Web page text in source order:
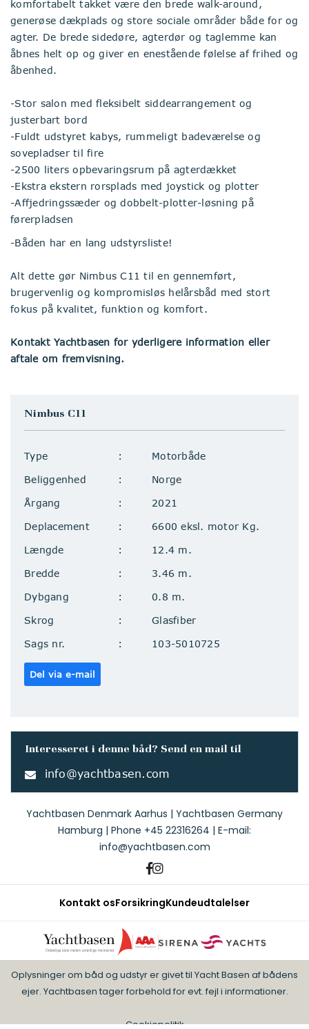
komfortabelt takket være den brede walk-around,
generøse dækplads og store sociale områder både for og
agter. De brede sidedøre, agterdør og taglemme kan
åbnes helt op og giver en enestående følelse af frihed og
åbenhed.
-Stor salon med fleksibelt siddearrangement og
justerbart bord
-Fuldt udstyret kabys, rummeligt badeværelse og
sovepladser til fire
-2500 liters opbevaringsrum på agterdækket
-Ekstra ekstern rorsplads med joystick og plotter
-Affjedringssæder og dobbelt-plotter-løsning på
førerpladsen
-Båden har en lang udstyrsliste!
Alt dette gør Nimbus C11 til en gennemført,
brugervenlig og kompromisløs helårsbåd med stort
fokus på kvalitet, funktion og komfort.
Kontakt Yachtbasen for yderligere information eller
aftale om fremvisning.
Nimbus C11
Type
Motorbåde
Beliggenhed
Norge
Årgang
2021
Deplacement
6600 eksl. motor Kg.
Længde
12.4 m.
Bredde
3.46 m.
Dybgang
0.8 m.
Skrog
Glasfiber
Sags nr.
103-5010725
Del via e-mail
Interesseret i denne båd? Send en mail til
info@yachtbasen.com
Yachtbasen Denmark Aarhus | Yachtbasen Germany
Hamburg | Phone +45 22316264 | E-mail:
info@yachtbasen.com
Kontakt osForsikringKundeudtalelser
Oplysninger om båd og udstyr er givet til Yacht Basen af bådens
ejer. Yachtbasen tager forbehold for evt. fejl i informationer.
Cookiepolitik